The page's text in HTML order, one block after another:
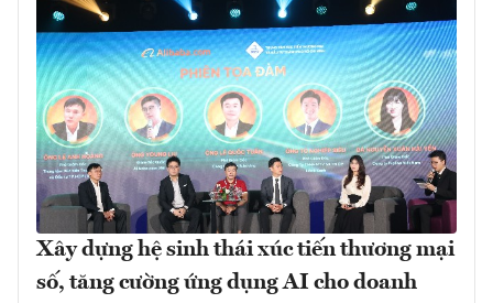
Xây dựng hệ sinh thái xúc tiến thương mại
số, tăng cường ứng dụng AI cho doanh